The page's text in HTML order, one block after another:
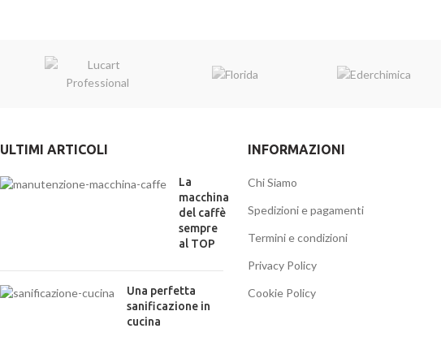
ULTIMI ARTICOLI
La
macchina
del caffè
sempre
al TOP
Una perfetta
sanificazione in
cucina
INFORMAZIONI
Chi Siamo
Spedizioni e pagamenti
Termini e condizioni
Privacy Policy
Cookie Policy